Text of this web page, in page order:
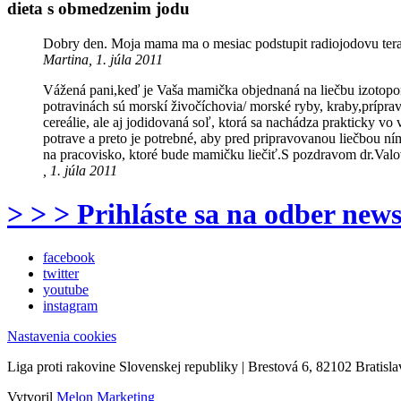
dieta s obmedzenim jodu
Dobry den. Moja mama ma o mesiac podstupit radiojodovu
Martina, 1. júla 2011
Vážená pani,keď je Vaša mamička objednaná na liečbu
potravinách sú morskí živočíchovia/ morské ryby,
cereálie, ale aj jodidovaná soľ, ktorá sa nachádza prakticky
potrave a preto je potrebné, aby pred pripravovanou liečbou
na pracovisko, ktoré bude mamičku liečiť.S pozdravom
, 1. júla 2011
> > > Prihláste sa na odber
facebook
twitter
youtube
instagram
Nastavenia cookies
Liga proti rakovine Slovenskej republiky | Brestová 6, 82102
Vytvoril Melon Marketing